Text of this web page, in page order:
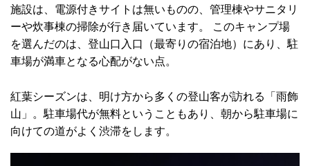
施設は、電源付きサイトは無いものの、管理棟やサニタリ
ーや炊事棟の掃除が行き届いています。 このキャンプ場
を選んだのは、登山口入口（最寄りの宿泊地）にあり、駐
車場が満車となる心配がない点。
紅葉シーズンは、明け方から多くの登山客が訪れる「雨飾
山」。駐車場代が無料ということもあり、朝から駐車場に
向けての道がよく渋滞をします。